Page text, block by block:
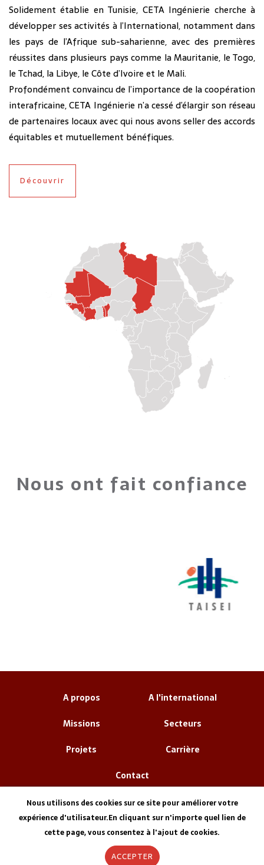
Solidement établie en Tunisie, CETA Ingénierie cherche à
développer ses activités à l’International, notamment dans
les pays de l’Afrique sub-saharienne, avec des premières
réussites dans plusieurs pays comme la Mauritanie, le Togo,
le Tchad, la Libye, le Côte d’Ivoire et le Mali.
Profondément convaincu de l’importance de la coopération
interafricaine, CETA Ingénierie n’a cessé d’élargir son réseau
de partenaires locaux avec qui nous avons seller des accords
équitables et mutuellement bénéfiques.
Découvrir
Nous ont fait confiance
A propos
A l'international
Missions
Secteurs
Projets
Carrière
Contact
Informations Légales
Nous utilisons des cookies sur ce site pour améliorer votre
expérience d'utilisateur.En cliquant sur n'importe quel lien de
cette page, vous consentez à l'ajout de cookies.
ACCEPTER